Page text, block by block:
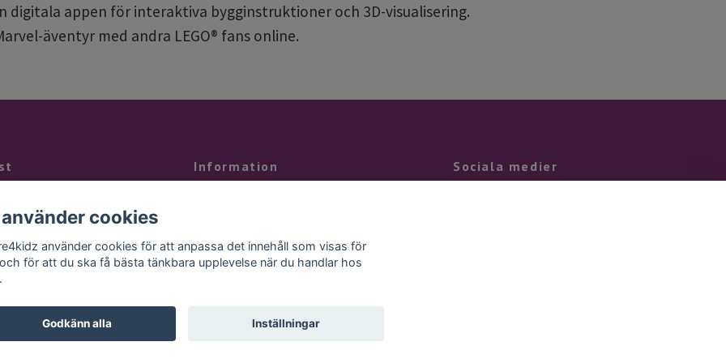
digitala appen för interaktiva bygginstruktioner och 3D-visualisering.
äventyr med andra LEGO® fans online.
dagtid eller mailar till
Information
Butiken
Sociala medier
cookies
använder cookies för att anpassa det innehåll som visas för
för att du ska få bästa tänkbara upplevelse när du handlar hos
Godkänn alla Inställningar